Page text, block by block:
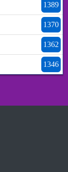
1389
1370
1362
1346